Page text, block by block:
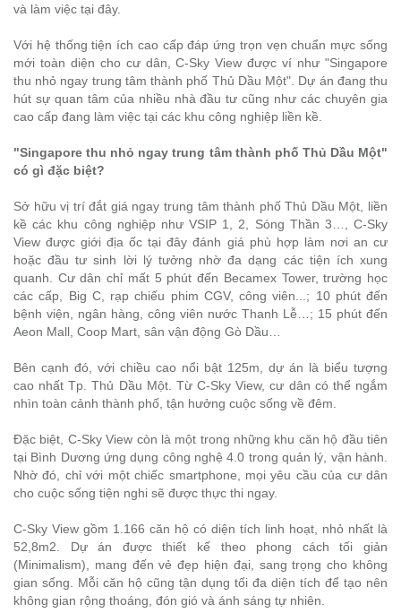
và làm việc tại đây.
Với hệ thống tiện ích cao cấp đáp ứng trọn vẹn chuẩn mực sống
mới toàn diện cho cư dân, C-Sky View được ví như "Singapore
thu nhỏ ngay trung tâm thành phố Thủ Dầu Một". Dự án đang thu
hút sự quan tâm của nhiều nhà đầu tư cũng như các chuyên gia
cao cấp đang làm việc tại các khu công nghiệp liền kề.
"Singapore thu nhỏ ngay trung tâm thành phố Thủ Dầu Một"
có gì đặc biệt?
Sở hữu vị trí đắt giá ngay trung tâm thành phố Thủ Dầu Một, liền
kề các khu công nghiệp như VSIP 1, 2, Sóng Thần 3…, C-Sky
View được giới địa ốc tại đây đánh giá phù hợp làm nơi an cư
hoặc đầu tư sinh lời lý tưởng nhờ đa dạng các tiện ích xung
quanh. Cư dân chỉ mất 5 phút đến Becamex Tower, trường học
các cấp, Big C, rạp chiếu phim CGV, công viên...; 10 phút đến
bệnh viện, ngân hàng, công viên nước Thanh Lễ…; 15 phút đến
Aeon Mall, Coop Mart, sân vận động Gò Dầu…
Bên cạnh đó, với chiều cao nổi bật 125m, dự án là biểu tượng
cao nhất Tp. Thủ Dầu Một. Từ C-Sky View, cư dân có thể ngắm
nhìn toàn cảnh thành phố, tận hưởng cuộc sống về đêm.
Đặc biệt, C-Sky View còn là một trong những khu căn hộ đầu tiên
tại Bình Dương ứng dụng công nghệ 4.0 trong quản lý, vận hành.
Nhờ đó, chỉ với một chiếc smartphone, mọi yêu cầu của cư dân
cho cuộc sống tiện nghi sẽ được thực thi ngay.
C-Sky View gồm 1.166 căn hộ có diện tích linh hoạt, nhỏ nhất là
52,8m2. Dự án được thiết kế theo phong cách tối giản
(Minimalism), mang đến vẻ đẹp hiện đại, sang trọng cho không
gian sống. Mỗi căn hộ cũng tận dụng tối đa diện tích để tạo nên
không gian rộng thoáng, đón gió và ánh sáng tự nhiên.